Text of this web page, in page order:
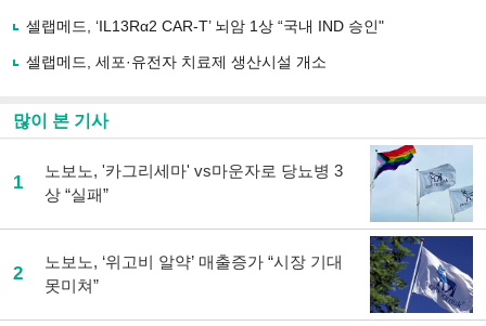
유
기
셀랩메드, ‘IL13Rα2 CAR-T’ 뇌암 1상 “국내 IND 승인"
셀랩메드, 세포·유전자 치료제 생산시설 개소
많이 본 기사
1
노보노, '카그리세마' vs마운자로 당뇨병 3
상 “실패”
2
노보노, ‘위고비 알약’ 매출증가 “시장 기대
못미쳐”